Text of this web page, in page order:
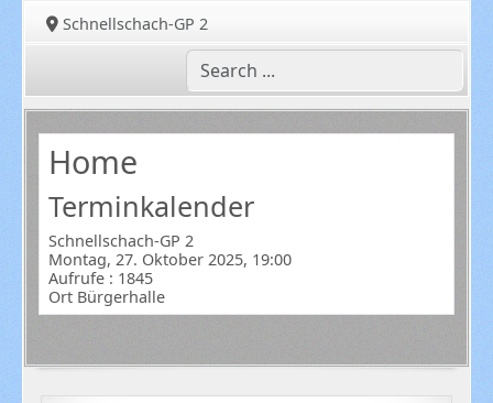
Schnellschach-GP 2
Home
Terminkalender
Schnellschach-GP 2
Montag, 27. Oktober 2025, 19:00
Aufrufe: 1845
Ort Bürgerhalle